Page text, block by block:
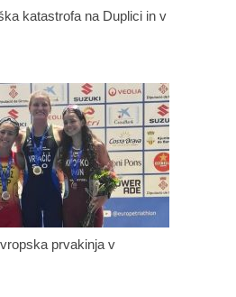
katastrofa na Duplici in v
prvakinja v